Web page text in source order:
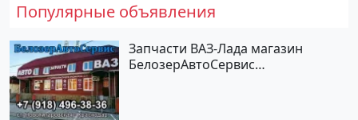
Популярные объявления
Запчасти ВАЗ-Лада магазин
БелозерАвтоСервис